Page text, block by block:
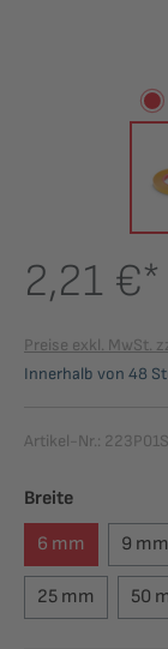
2,21 €*
Preise exkl. MwSt.
Innerhalb von 48
Artikel-Nr.:
Breiteauswählen
6 mm 9 mm
25 mm 50